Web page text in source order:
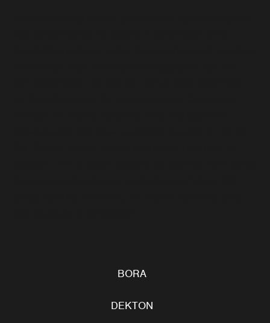
BORA
DEKTON